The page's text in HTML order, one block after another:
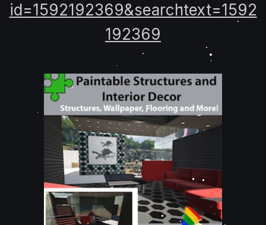
id=1592192369&searchtext=1592
192369